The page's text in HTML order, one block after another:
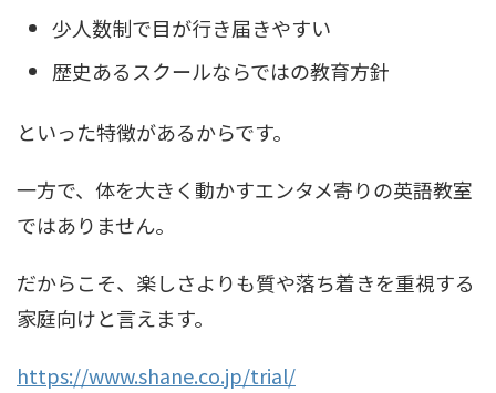
少人数制で目が行き届きやすい
歴史あるスクールならではの教育方針
といった特徴があるからです。
一方で、体を大きく動かすエンタメ寄りの英語教室
ではありません。
だからこそ、楽しさよりも質や落ち着きを重視する
家庭向けと言えます。
https://www.shane.co.jp/trial/